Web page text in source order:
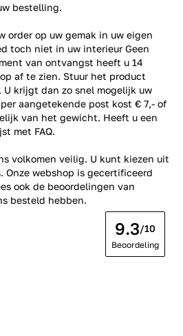
bestelling.
order op uw gemak in uw eigen
toch niet in uw interieur Geen
van ontvangst heeft u 14
af te zien. Stuur het product
U krijgt dan zo snel mogelijk uw
aangetekende post kost € 7,- of
van het gewicht. Heeft u een
met FAQ.
volkomen veilig. U kunt kiezen uit
Onze webshop is gecertificeerd
ook de beoordelingen van
besteld hebben.
9.3/10
Beoordeling